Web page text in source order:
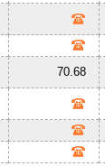
70.68